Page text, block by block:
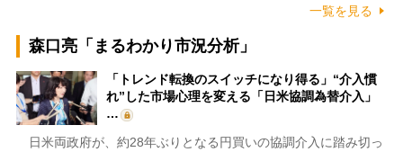
一覧を見る
森口亮「まるわかり市況分析」
「トレンド転換のスイッチになり得る」“介入慣
れ”した市場心理を変える「日米協調為替介入」
…
日米両政府が、約28年ぶりとなる円買いの協調介入に踏み切っ